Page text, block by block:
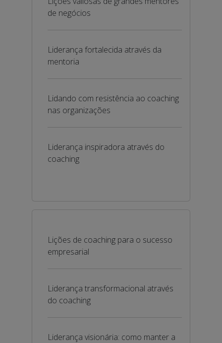
de negócios
Liderança fortalecida através da
mentoria
Lidando com resistência ao coaching
nas organizações
Liderança inspiradora através do
coaching
Lições de coaching para o sucesso
empresarial
Liderança transformacional através
do coaching
Liderança visionária: como manter a